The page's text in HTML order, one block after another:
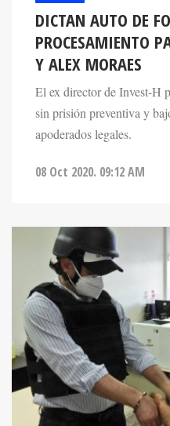
DICTAN AUTO DE
PROCESAMIENTO
Y ALEX MORAES
El ex director de Invest-H
sin prisión preventiva y
apoderados legales.
08 Oct 2020. 09:12 AM